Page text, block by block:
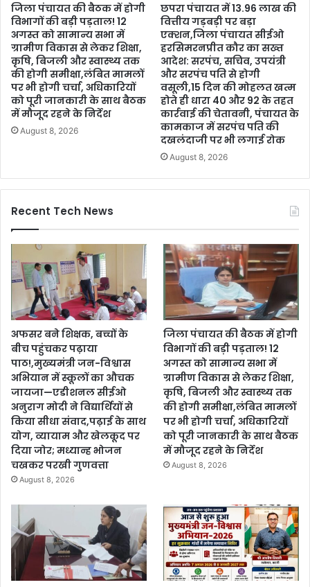
जिला पंचायत की बैठक में होगी
विभागों की बड़ी पड़ताल! 12
अगस्त को सामान्य सभा में
ग्रामीण विकास से लेकर शिक्षा,
कृषि, बिजली और स्वास्थ्य तक
की होगी समीक्षा,लंबित मामलों
पर भी होगी चर्चा, अधिकारियों
को पूरी जानकारी के साथ बैठक
में मौजूद रहने के निर्देश
August 8, 2026
छपरा पंचायत में 13.96 लाख की
वित्तीय गड़बड़ी पर बड़ा
एक्शन,जिला पंचायत सीईओ
हरसिमरनप्रीत कौर का सख्त
आदेश: सरपंच, सचिव, उपयंत्री
और सरपंच पति से होगी
वसूली,15 दिन की मोहलत खत्म
होते ही धारा 40 और 92 के तहत
कार्रवाई की चेतावनी, पंचायत के
कामकाज में सरपंच पति की
दखलंदाजी पर भी लगाई रोक
August 8, 2026
Recent Tech News
अफसर बने शिक्षक, बच्चों के
बीच पहुंचकर पढ़ाया
पाठ!,मुख्यमंत्री जन-विश्वास
अभियान में स्कूलों का औचक
जायजा—एडीशनल सीईओ
अनुराग मोदी ने विद्यार्थियों से
किया सीधा संवाद,पढ़ाई के साथ
योग, व्यायाम और खेलकूद पर
दिया जोर; मध्यान्ह भोजन
चखकर परखी गुणवत्ता
August 8, 2026
जिला पंचायत की बैठक में होगी
विभागों की बड़ी पड़ताल! 12
अगस्त को सामान्य सभा में
ग्रामीण विकास से लेकर शिक्षा,
कृषि, बिजली और स्वास्थ्य तक
की होगी समीक्षा,लंबित मामलों
पर भी होगी चर्चा, अधिकारियों
को पूरी जानकारी के साथ बैठक
में मौजूद रहने के निर्देश
August 8, 2026